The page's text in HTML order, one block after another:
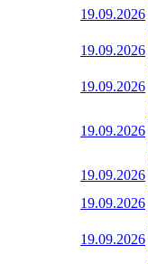
19.09.2026
19.09.2026
19.09.2026
19.09.2026
19.09.2026
19.09.2026
19.09.2026